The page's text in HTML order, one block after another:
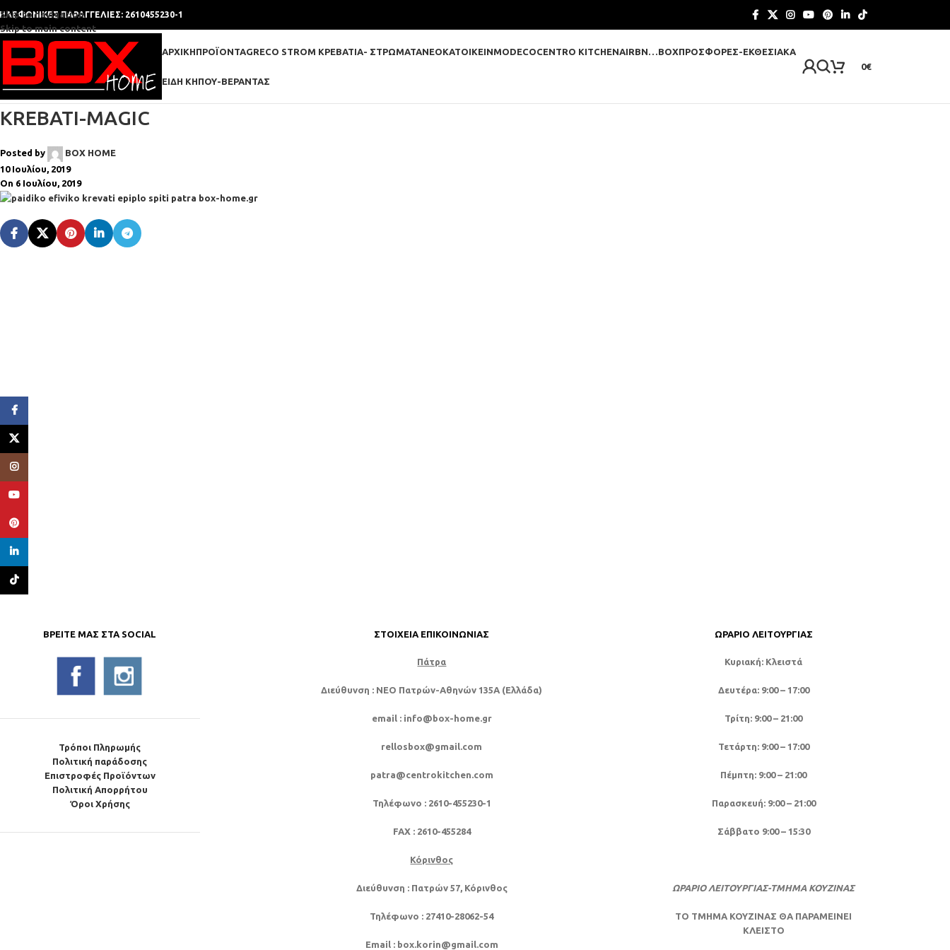
Skip to navigation
Skip to main content
ΠΑΡΑΓΓΕΛΙΕΣ: 2610455230-1
ΑΡΧΙΚΉΠΡΟΪΌΝΤΑGRECO STROM ΚΡΕΒΑΤΙΑ- ΣΤΡΩΜΑΤΑΝΕΟΚΑΤΟΙΚΕΙΝMODECOCENTRO KITCHENAIRBN…BOXΠΡΟΣΦΟΡΈΣ-ΕΚΘΕΣΙΑΚΆ
ΕΊΔΗ ΚΉΠΟΥ-ΒΕΡΆΝΤΑΣ
0€
KREBATI-MAGIC
Posted by
BOX HOME
10 Ιουλίου, 2019
On 6 Ιουλίου, 2019
ΒΡΕΊΤΕ ΜΑΣ ΣΤΑ SOCIAL
Τρόποι Πληρωμής
Πολιτική παράδοσης
Επιστροφές Προϊόντων
Πολιτική Απορρήτου
Όροι Χρήσης
ΣΤΟΙΧΕΊΑ ΕΠΙΚΟΙΝΩΝΊΑΣ
Πάτρα
Διεύθυνση : NEO Πατρών-Αθηνών 135Α (Ελλάδα)
email : info@box-home.gr
rellosbox@gmail.com
patra@centrokitchen.com
Τηλέφωνο : 2610-455230-1
FAX: 2610-455284
Κόρινθος
Διεύθυνση : Πατρών 57, Κόρινθος
Τηλέφωνο : 27410-28062-54
Email : box.korin@gmail.com
ΩΡΆΡΙΟ ΛΕΙΤΟΥΡΓΊΑΣ
Κυριακή: Κλειστά
Δευτέρα: 9:00 – 17:00
Τρίτη: 9:00 – 21:00
Τετάρτη: 9:00 – 17:00
Πέμπτη: 9:00 – 21:00
Παρασκευή: 9:00 – 21:00
Σάββατο 9:00 – 15:30
ΩΡΑΡΙΟ ΛΕΙΤΟΥΡΓΙΑΣ-ΤΜΗΜΑ ΚΟΥΖΙΝΑΣ
ΤΟ ΤΜΗΜΑ ΚΟΥΖΙΝΑΣ ΘΑ ΠΑΡΑΜΕΙΝΕΙ
ΚΛΕΙΣΤΟ